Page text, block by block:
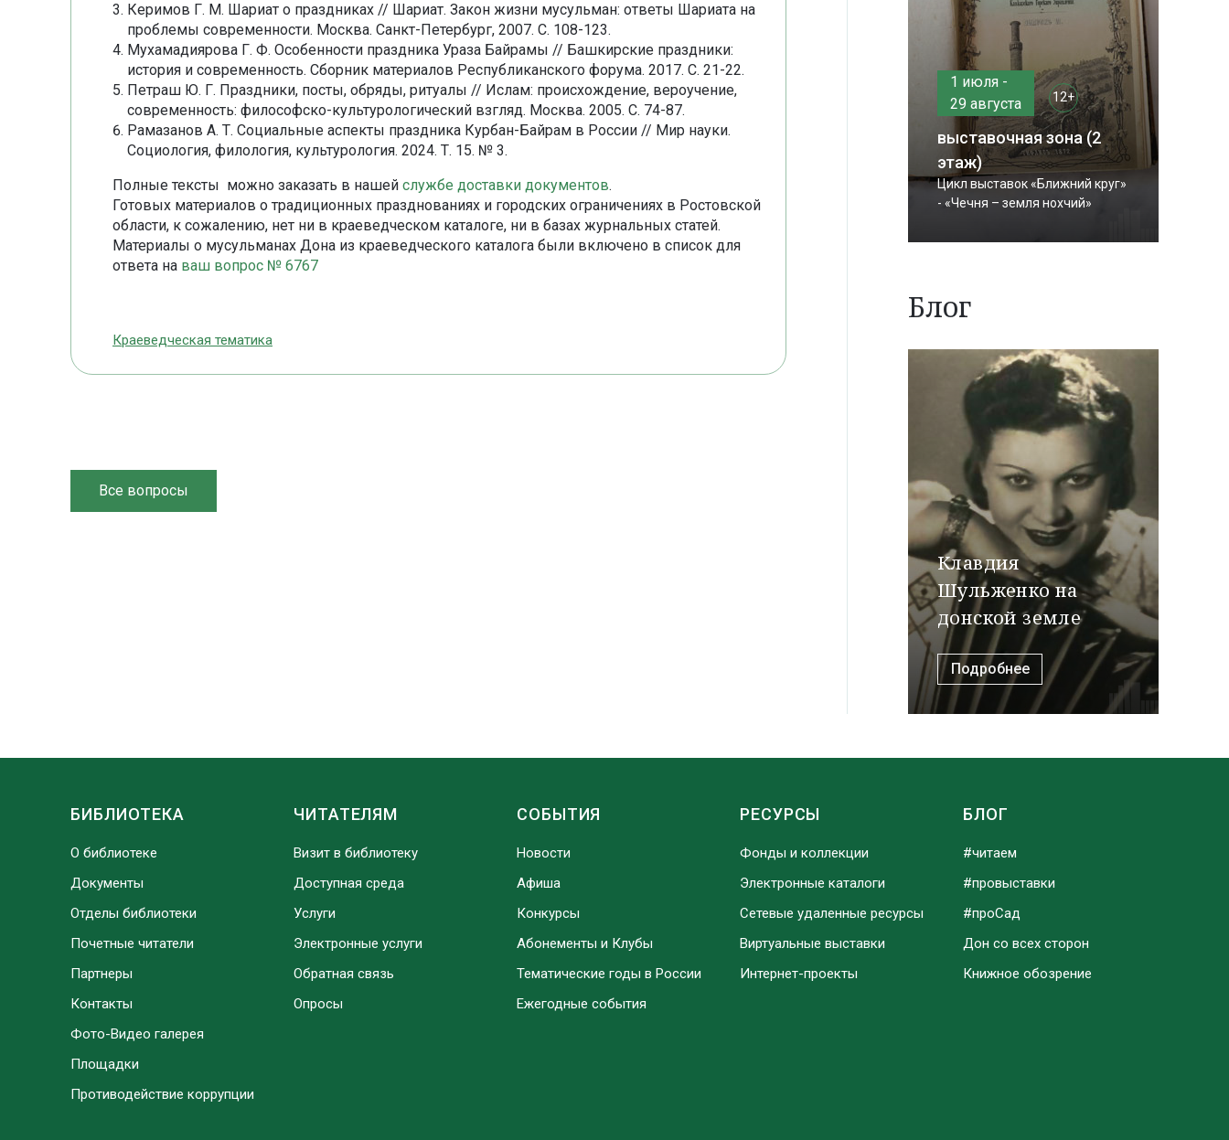
Керимов Г. М. Шариат о праздниках // Шариат. Закон жизни мусульман: ответы Шариата на
проблемы современности. Москва. Санкт-Петербург, 2007. С. 108-123.
Мухамадиярова Г. Ф. Особенности праздника Ураза Байрамы // Башкирские праздники:
история и современность. Сборник материалов Республиканского форума. 2017. С. 21-22.
Петраш Ю. Г. Праздники, посты, обряды, ритуалы // Ислам: происхождение, вероучение,
современность: философско-культурологический взгляд. Москва. 2005. С. 74-87.
Рамазанов А. Т. Социальные аспекты праздника Курбан-Байрам в России // Мир науки.
Социология, филология, культурология. 2024. Т. 15. № 3.
Полные тексты можно заказать в нашей службе доставки документов.
Готовых материалов о традиционных празднованиях и городских ограничениях в Ростовской
области, к сожалению, нет ни в краеведческом каталоге, ни в базах журнальных статей.
Материалы о мусульманах Дона из краеведческого каталога были включено в список для
ответа на ваш вопрос № 6767
Краеведческая тематика
Все вопросы
1 июля -
29 августа
12+
выставочная зона (2
этаж)
Цикл выставок «Ближний круг»
- «Чечня – земля нохчий»
Блог
Клавдия
Шульженко на
донской земле
Подробнее
БИБЛИОТЕКА
О библиотеке
Документы
Отделы библиотеки
Почетные читатели
Партнеры
Контакты
Фото-Видео галерея
Площадки
Противодействие коррупции
ЧИТАТЕЛЯМ
Визит в библиотеку
Доступная среда
Услуги
Электронные услуги
Обратная связь
Опросы
СОБЫТИЯ
Новости
Афиша
Конкурсы
Абонементы и Клубы
Тематические годы в России
Ежегодные события
РЕСУРСЫ
Фонды и коллекции
Электронные каталоги
Сетевые удаленные ресурсы
Виртуальные выставки
Интернет-проекты
БЛОГ
#читаем
#провыставки
#проСад
Дон со всех сторон
Книжное обозрение